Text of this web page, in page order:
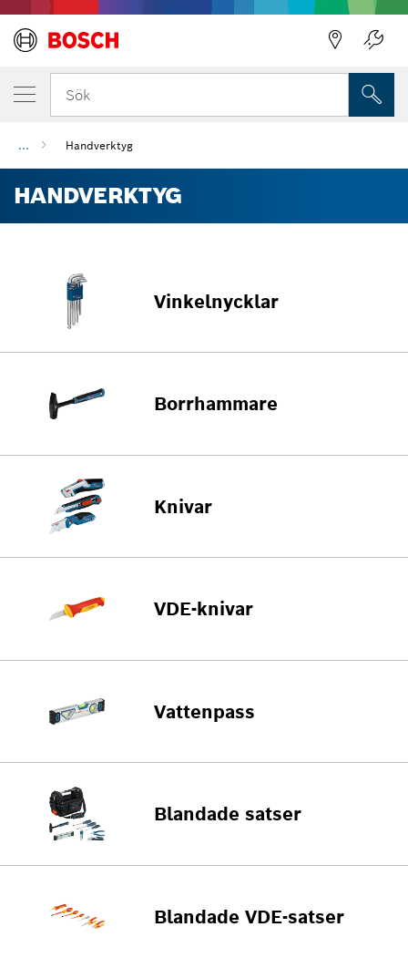
Sök
... Handverktyg
HANDVERKTYG
Vinkelnycklar
Borrhammare
Knivar
VDE-knivar
Vattenpass
Blandade satser
Blandade VDE-satser